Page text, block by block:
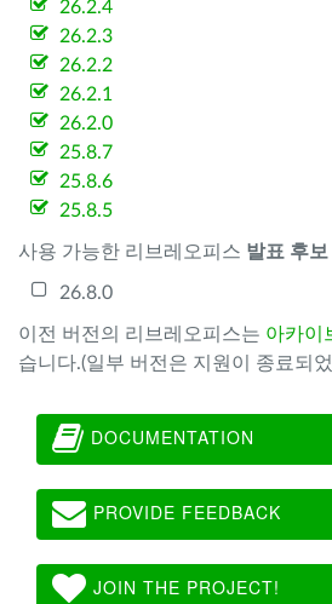
26.2.4
26.2.3
26.2.2
26.2.1
26.2.0
25.8.7
25.8.6
25.8.5
사용 가능한 리브레오피스 발표 후보
26.8.0
이전 버전의 리브레오피스는 아카이
습니다.(일부 버전은 지원이 종료되
DOCUMENTATION
PROVIDE FEEDBACK
JOIN THE PROJECT!